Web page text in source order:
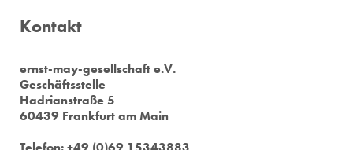
Kontakt
ernst-may-gesellschaft e.V.
Geschäftsstelle
Hadrianstraße 5
60439 Frankfurt am Main